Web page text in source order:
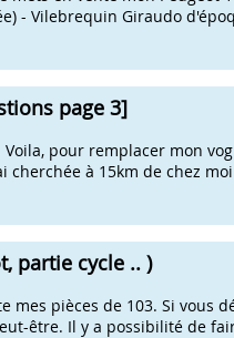
- Vilebrequin Giraudo
page 3]
pour remplacer mon
cherchée à 15km de chez
partie cycle .. )
mes pièces de 103. Si vous
être. Il y a possibilité de